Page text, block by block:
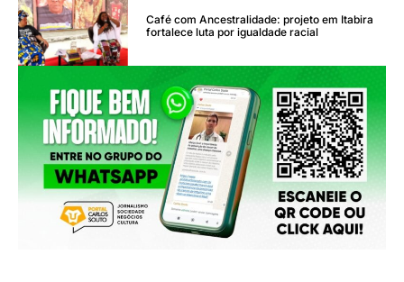
Café com Ancestralidade: projeto em Itabira
fortalece luta por igualdade racial